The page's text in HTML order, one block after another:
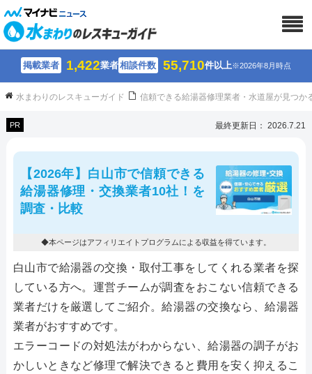
掲載業者 1,422業者相談件数 55,710件以上※2026年8月時点
水まわりのレスキューガイド 信頼できる給湯器修理業者・水道屋が見つか
PR 最終更新日： 2026.7.21
【2026年】白山市で信頼できる
給湯器修理・交換業者10社！を
調査・比較
◆本ページはアフィリエイトプログラムによる収益を得ています。
白山市で給湯器の交換・取付工事をしてくれる業者を探
している方へ。運営チームが調査をおこない信頼できる
業者だけを厳選してご紹介。給湯器の交換なら、給湯器
業者がおすすめです。
エラーコードの対処法がわからない、給湯器の調子がお
かしいときなど修理で解決できると費用を安く抑えるこ